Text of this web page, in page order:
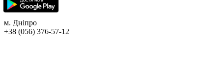
м. Дніпро
+38 (056) 376-57-12